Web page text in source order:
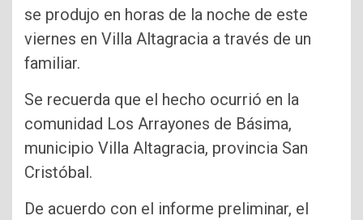
se produjo en horas de la noche de este
viernes en Villa Altagracia a través de un
familiar.
Se recuerda que el hecho ocurrió en la
comunidad Los Arrayones de Básima,
municipio Villa Altagracia, provincia San
Cristóbal.
De acuerdo con el informe preliminar, el